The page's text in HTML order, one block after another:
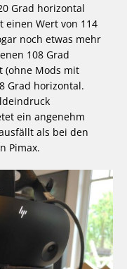
Grad horizontal
einen Wert von 114
noch etwas mehr
108 Grad
(ohne Mods mit
Grad horizontal.
ein angenehm
als bei den
Pimax.